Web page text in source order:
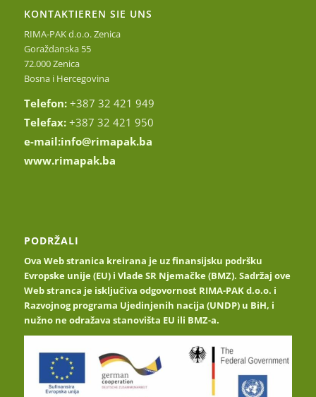
KONTAKTIEREN SIE UNS
RIMA-PAK d.o.o. Zenica
Goraždanska 55
72.000 Zenica
Bosna i Hercegovina
Telefon: +387 32 421 949
Telefax: +387 32 421 950
e-mail:info@rimapak.ba
www.rimapak.ba
PODRŽALI
Ova Web stranica kreirana je uz finansijsku podršku
Evropske unije (EU) i Vlade SR Njemačke (BMZ). Sadržaj ove
Web stranca je isključiva odgovornost RIMA-PAK d.o.o. i
Razvojnog programa Ujedinjenih nacija (UNDP) u BiH, i
nužno ne odražava stanovišta EU ili BMZ-a.